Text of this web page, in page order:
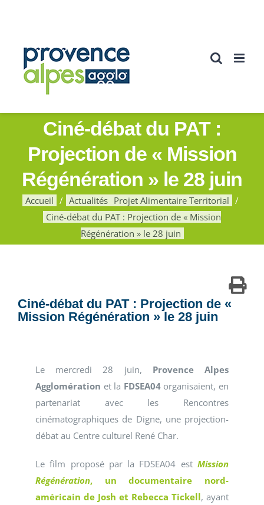
Ciné-débat du PAT :
Projection de « Mission
Régénération » le 28 juin
Accueil Actualités Projet Alimentaire Territorial
Ciné-débat du PAT : Projection de « Mission
Régénération » le 28 juin
Ciné-débat du PAT : Projection de «
Mission Régénération » le 28 juin
Le mercredi 28 juin, Provence Alpes
Agglomération et la FDSEA04 organisaient, en
partenariat avec les Rencontres
cinématographiques de Digne, une projection-
débat au Centre culturel René Char.
Le film proposé par la FDSEA04 est Mission
Régénération, un documentaire nord-
américain de Josh et Rebecca Tickell, ayant